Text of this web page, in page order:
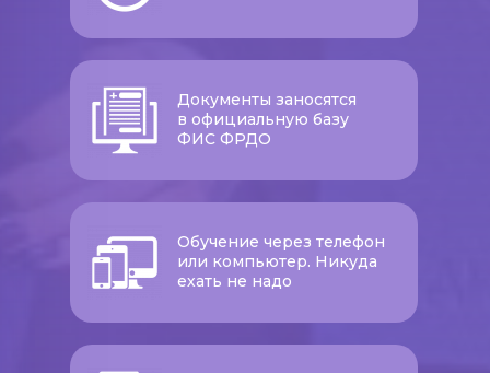
Документы заносятся
в официальную базу
ФИС ФРДО
Обучение через телефон
или компьютер. Никуда
ехать не надо